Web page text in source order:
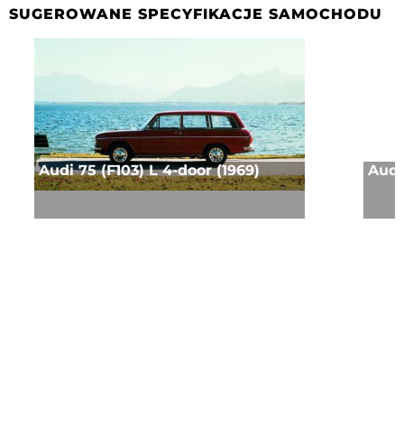
SUGEROWANE SPECYFIKACJE SAMOCHODU
Audi 75 (F103) L 4-door (1969) Audi